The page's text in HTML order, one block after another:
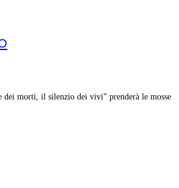
dei morti, il silenzio dei vivi” prenderà le mosse